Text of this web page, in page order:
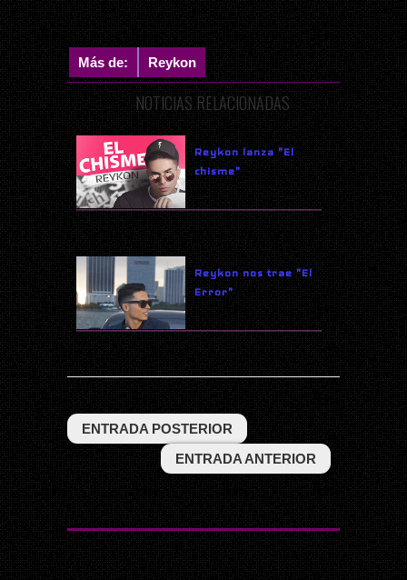
Más de: Reykon
NOTICIAS RELACIONADAS
Reykon lanza "El
chisme"
Reykon nos trae "El
Error"
ENTRADA POSTERIOR
ENTRADA ANTERIOR